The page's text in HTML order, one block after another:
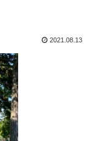
2021.08.13